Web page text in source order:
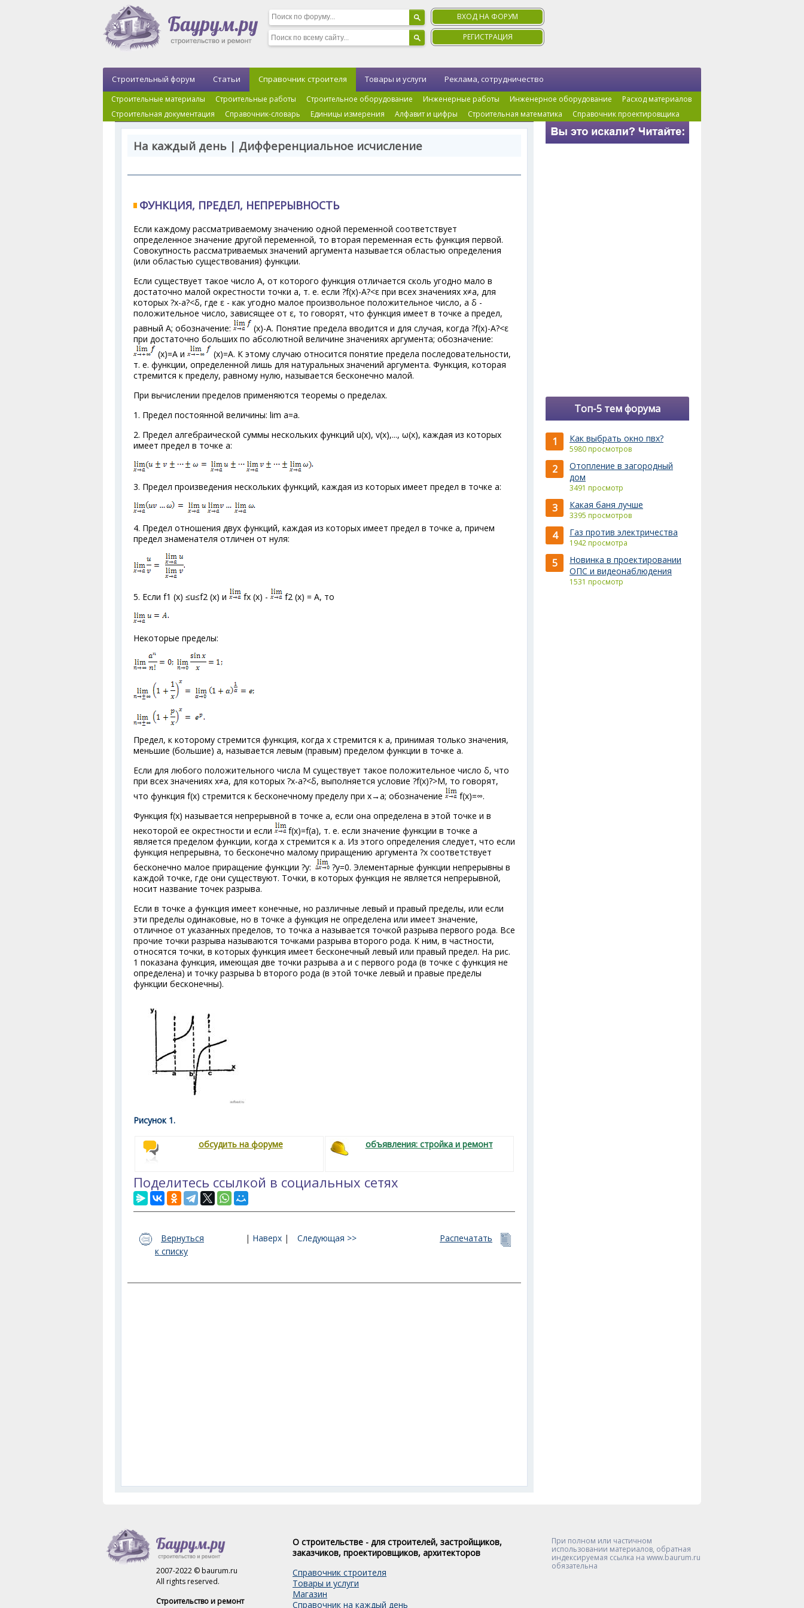
ВХОД НА ФОРУМ
РЕГИСТРАЦИЯ
Строительный форум Статьи Справочник строителя
Строительные материалы Строительные работы Строительное оборудование Инженерные работы Инженерное оборудование
Расход материалов
Строительная документация
Справочник-словарь Единицы измерения Алфавит и цифры Строительная математика Справочник проектировщика
Товары и услуги Реклама, сотрудничество
На каждый день | Дифференциальное исчисление
ФУНКЦИЯ, ПРЕДЕЛ, НЕПРЕРЫВНОСТЬ
Если каждому рассматриваемому значению одной переменной соответствует
определенное значение другой переменной, то вторая переменная есть функция первой.
Совокупность рассматриваемых значений аргумента называется областью определения
(или областью существования) функции.
Если существует такое число А, от которого функция отличается сколь угодно мало в
достаточно малой окрестности точки а, т. е. если ?f(х)-A?<ε при всех значениях х≠а, для
которых ?х-а?<δ, где ε - как угодно малое произвольное положительное число, а δ -
положительное число, зависящее от ε, то говорят, что функция имеет в точке а предел,
равный A; обозначение:
(x)-A. Понятие предела вводится и для случая, когда ?f(x)-A?<ε
при достаточно больших по абсолютной величине значениях аргумента; обозначение:
(х)=А и
(х)=А. К этому случаю относится понятие предела последовательности,
т. е. функции, определенной лишь для натуральных значений аргумента. Функция, которая
стремится к пределу, равному нулю, называется бесконечно малой.
При вычислении пределов применяются теоремы о пределах.
1. Предел постоянной величины: lim a=a.
2. Предел алгебраической суммы нескольких функций u(х), v(x),..., ω(x), каждая из которых
имеет предел в точке а:
3. Предел произведения нескольких функций, каждая из которых имеет предел в точке а:
4. Предел отношения двух функций, каждая из которых имеет предел в точке a, причем
предел знаменателя отличен от нуля:
5. Если f1 (х) ≤u≤f2 (х) и fx (x) - f2 (х) = А, то
Некоторые пределы:
Предел, к которому стремится функция, когда х стремится к а, принимая только значения,
меньшие (большие) а, называется левым (правым) пределом функции в точке а.
Если для любого положительного числа М существует такое положительное число δ, что
при всех значениях х≠а, для которых ?х-а?<δ, выполняется условие ?f(x)?>M, то говорят,
что функция f(x) стремится к бесконечному пределу при х→а; обозначение
f(х)=∞.
Функция f(x) называется непрерывной в точке а, если она определена в этой точке и в
некоторой ее окрестности и если
f(x)=f(a), т. е. если значение функции в точке а
является пределом функции, когда х стремится к а. Из этого определения следует, что если
функция непрерывна, то бесконечно малому приращению аргумента ?х соответствует
бесконечно малое приращение функции ?y:
?y=0. Элементарные функции непрерывны в
каждой точке, где они существуют. Точки, в которых функция не является непрерывной,
носит название точек разрыва.
Если в точке а функция имеет конечные, но различные левый и правый пределы, или если
эти пределы одинаковые, но в точке а функция не определена или имеет значение,
отличное от указанных пределов, то точка а называется точкой разрыва первого рода. Все
прочие точки разрыва называются точками разрыва второго рода. К ним, в частности,
относятся точки, в которых функция имеет бесконечный левый или правый предел. На рис.
1 показана функция, имеющая две точки разрыва а и с первого рода (в точке с функция не
определена) и точку разрыва b второго рода (в этой точке левый и правые пределы
функции бесконечны).
Рисунок 1.
обсудить на форуме объявления: стройка и ремонт
Поделитесь ссылкой в социальных сетях
Вернуться
к списку
| Наверх | Следующая >> Распечатать
Топ-5 тем форума
1 Как выбрать окно пвх?
5980 просмотров
2
Отопление в загородный
дом
3491 просмотр
3 Какая баня лучше
3395 просмотров
4 Газ против электричества
1942 просмотра
5
Новинка в проектировании
ОПС и видеонаблюдения
1531 просмотр
2007-2022 © baurum.ru
All rights reserved.
Строительство и ремонт
О строительстве - для строителей, застройщиков,
заказчиков, проектировщиков, архитекторов
Справочник строителя
Товары и услуги
Магазин
Справочник на каждый день
При полном или частичном
использовании материалов, обратная
индексируемая ссылка на www.baurum.ru
обязательна